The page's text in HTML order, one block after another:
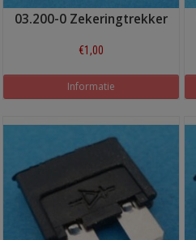
03.200-0 Zekeringtrekker
€1,00
Informatie